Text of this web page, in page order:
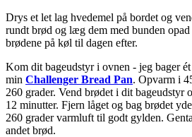
Drys et let lag hvedemel på bordet og
rundt brød og læg dem med bunden
brødene på køl til dagen efter.
Kom dit bageudstyr i ovnen - jeg bager
min Challenger Bread Pan. Opvarm i
260 grader. Vend brødet i dit bageudstyr
12 minutter. Fjern låget og bag brødet
260 grader varmluft til godt gylden.
andet brød.